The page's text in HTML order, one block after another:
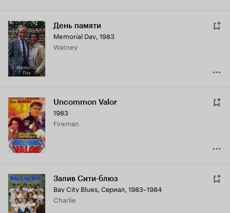
День памяти
Memorial Day, 1983
Watney
Uncommon Valor
1983
Fireman
Залив Сити-блюз
Bay City Blues, Сериал, 1983–1984
Charlie